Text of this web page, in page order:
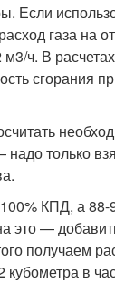
Если
газа на
м3/ч. В
сгорания
только
КПД, а 88-
это —
получаем
кубометра в